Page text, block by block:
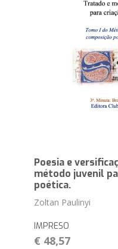
Poesia e
método juvenil
poética.
Zoltan Paulinyi
IMPRESO
€ 48,57